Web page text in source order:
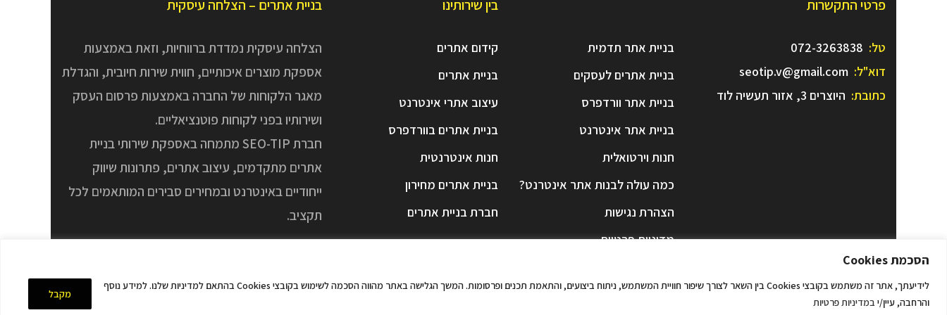
הסכמת Cookies
לידיעתך, אתר זה משתמש בקובצי Cookies בין השאר לצורך שיפור חוויית המשתמש, ניתוח ביצועים, והתאמת תכנים ופרסומות. המשך הגלישה באתר מהווה הסכמה לשימוש בקובצי Cookies בהתאם למדיניות שלנו. למידע נוסף
והרחבה, עיין/י במדיניות פרטיות
מקבל
בניית אתרים – הצלחה עיסקית
הצלחה עיסקית נמדדת ברווחיות, וזאת באמצעות
אספקת מוצרים איכותיים, חווית שירות חיובית, והגדלת
מאגר הלקוחות של החברה באמצעות פרסום העסק
ושירותיו בפני לקוחות פוטנציאליים.
חברת SEO-TIP מתמחה באספקת שירותי בניית
אתרים מתקדמים, עיצוב אתרים, פתרונות שיווק
ייחודיים באינטרנט ובמחירים סבירים המותאמים לכל
תקציב.
בין שירותינו
קידום אתרים
בניית אתרים
עיצוב אתרי אינטרנט
בניית אתרים בוורדפרס
חנות אינטרנטית
בניית אתרים מחירון
חברת בניית אתרים
בניית אתר תדמית
בניית אתרים לעסקים
בניית אתר וורדפרס
בניית אתר אינטרנט
חנות וירטואלית
כמה עולה לבנות אתר אינטרנט?
הצהרת נגישות
מדיניות פרטיות
פרטי התקשרות
טל:
דוא"ל: seotip.v@gmail.com
כתובת: היוצרים 3, אזור תעשיה לוד